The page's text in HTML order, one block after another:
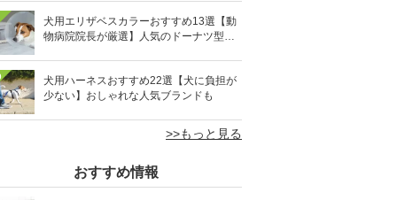
犬用エリザベスカラーおすすめ13選【動
物病院院長が厳選】人気のドーナツ型や
犬用ハーネスおすすめ22選【犬に負担が
少ない】おしゃれな人気ブランドも
>>もっと見る
おすすめ情報